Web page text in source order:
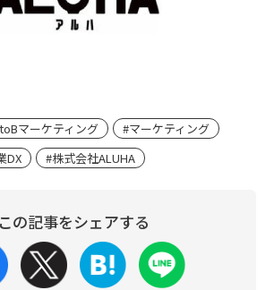
マーケティング
#マーケティング
DX #株式会社ALUHA
この記事をシェアする